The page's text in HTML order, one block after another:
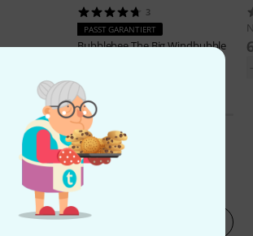
3
PASST GARANTIERT
BubblebeeThe Big Windbubble
Kundenbewertungen
4.7/ 5